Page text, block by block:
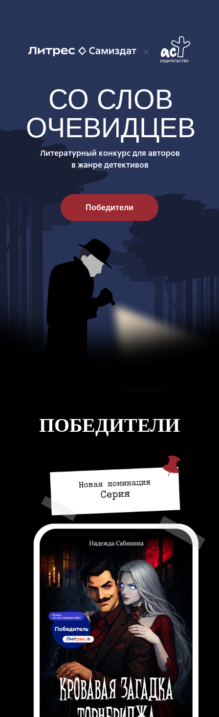
Литературный конкурс для авторов
в жанре детективов
СО СЛОВ
ОЧЕВИДЦЕВ
Победители
ПОБЕДИТЕЛИ